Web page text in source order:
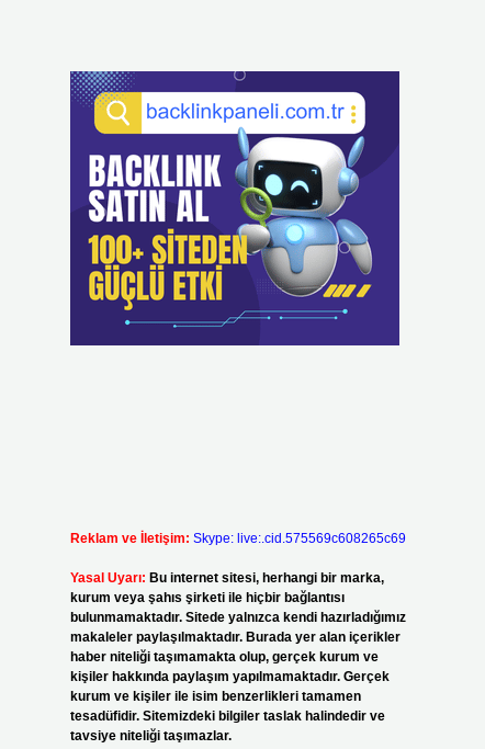
Reklam ve İletişim: Skype: live:.cid.575569c608265c69
Yasal Uyarı: Bu internet sitesi, herhangi bir marka,
kurum veya şahıs şirketi ile hiçbir bağlantısı
bulunmamaktadır. Sitede yalnızca kendi hazırladığımız
makaleler paylaşılmaktadır. Burada yer alan içerikler
haber niteliği taşımamakta olup, gerçek kurum ve
kişiler hakkında paylaşım yapılmamaktadır. Gerçek
kurum ve kişiler ile isim benzerlikleri tamamen
tesadüfidir. Sitemizdeki bilgiler taslak halindedir ve
tavsiye niteliği taşımazlar.